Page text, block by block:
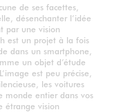
de ses facettes,
désenchanter l’idée
par une vision
est un projet à la fois
dans un smartphone,
un objet d’étude
est peu précise,
les voitures
monde entier dans vos
étrange vision